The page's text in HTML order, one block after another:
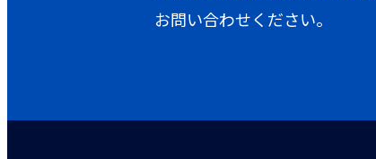
お問い合わせください。